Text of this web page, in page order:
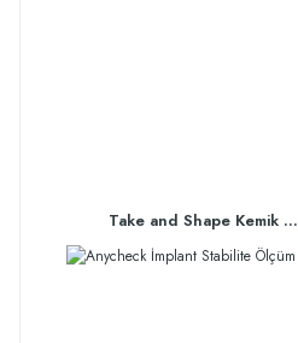
Take and Shape Kemik ...